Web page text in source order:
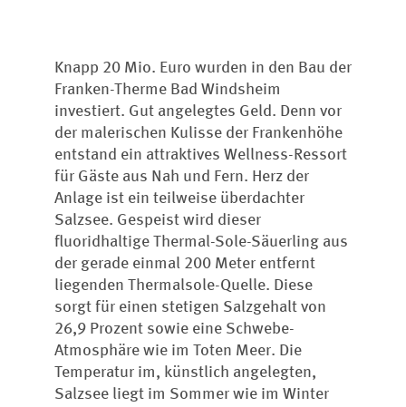
Knapp 20 Mio. Euro wurden in den Bau der
Franken-Therme Bad Windsheim
investiert. Gut angelegtes Geld. Denn vor
der malerischen Kulisse der Frankenhöhe
entstand ein attraktives Wellness-Ressort
für Gäste aus Nah und Fern. Herz der
Anlage ist ein teilweise überdachter
Salzsee. Gespeist wird dieser
fluoridhaltige Thermal-Sole-Säuerling aus
der gerade einmal 200 Meter entfernt
liegenden Thermalsole-Quelle. Diese
sorgt für einen stetigen Salzgehalt von
26,9 Prozent sowie eine Schwebe-
Atmosphäre wie im Toten Meer. Die
Temperatur im, künstlich angelegten,
Salzsee liegt im Sommer wie im Winter